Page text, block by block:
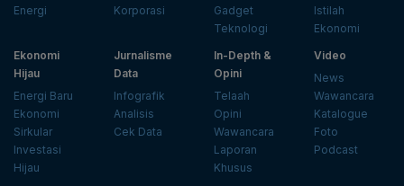
Energi
Korporasi
Gadget
Teknologi
Istilah
Ekonomi
Ekonomi
Hijau
Energi Baru
Ekonomi
Sirkular
Investasi
Hijau
Jurnalisme
Data
Infografik
Analisis
Cek Data
In-Depth &
Opini
Telaah
Opini
Wawancara
Laporan
Khusus
Video
News
Wawancara
Katalogue
Foto
Podcast